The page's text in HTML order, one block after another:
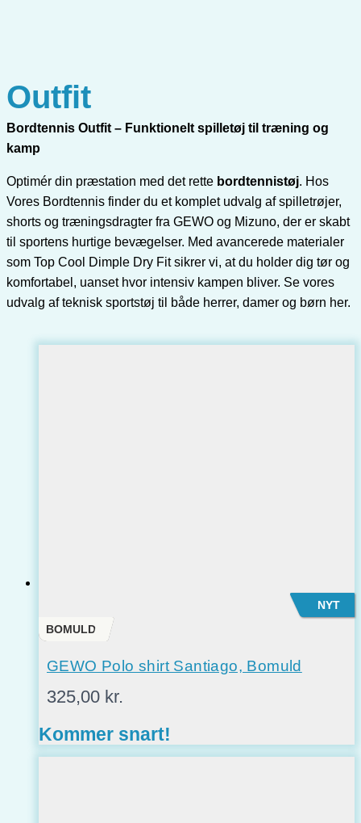
Outfit
Bordtennis Outfit – Funktionelt spilletøj til træning og
kamp
Optimér din præstation med det rette bordtennistøj. Hos
Vores Bordtennis finder du et komplet udvalg af spilletrøjer,
shorts og træningsdragter fra GEWO og Mizuno, der er skabt
til sportens hurtige bevægelser. Med avancerede materialer
som Top Cool Dimple Dry Fit sikrer vi, at du holder dig tør og
komfortabel, uanset hvor intensiv kampen bliver. Se vores
udvalg af teknisk sportstøj til både herrer, damer og børn her.
NYT
BOMULD
GEWO Polo shirt Santiago, Bomuld
325,00 kr.
Kommer snart!